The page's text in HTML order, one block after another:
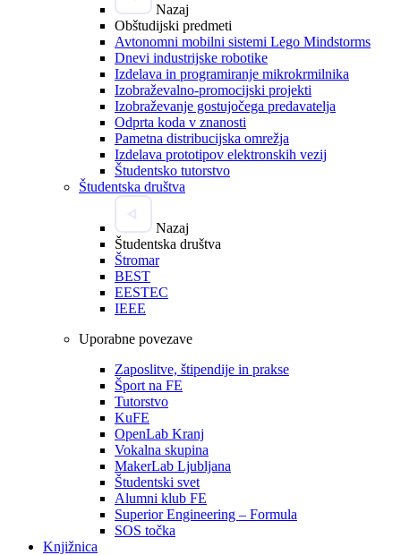
Nazaj
Obštudijski predmeti
Avtonomni mobilni sistemi Lego Mindstorms
Dnevi industrijske robotike
Izdelava in programiranje mikrokrmilnika
Izobraževalno-promocijski projekti
Izobraževanje gostujočega predavatelja
Odprta koda v znanosti
Pametna distribucijska omrežja
Izdelava prototipov elektronskih vezij
Študentsko tutorstvo
Študentska društva
Nazaj
Študentska društva
Štromar
BEST
EESTEC
IEEE
Uporabne povezave
Zaposlitve, štipendije in prakse
Šport na FE
Tutorstvo
KuFE
OpenLab Kranj
Vokalna skupina
MakerLab Ljubljana
Študentski svet
Alumni klub FE
Superior Engineering – Formula
SOS točka
Knjižnica